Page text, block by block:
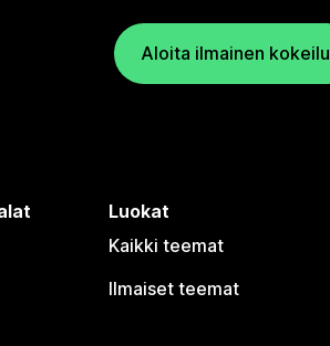
Aloita ilmainen kokeilu
Luokat
Kaikki teemat
Ilmaiset teemat